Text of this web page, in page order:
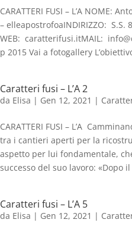
CARATTERI FUSI – L’A NOME:
– elleapostrofoaINDIRIZZO: S.S.
WEB: caratterifusi.itMAIL:
p 2015 Vai a fotogallery
Caratteri fusi – L’A 2
da Elisa | Gen 12, 2021 |
CARATTERI FUSI – L’A
tra i cantieri aperti per la
aspetto per lui fondamentale,
successo del suo lavoro: «Dopo
Caratteri fusi – L’A 5
da Elisa | Gen 12, 2021 |